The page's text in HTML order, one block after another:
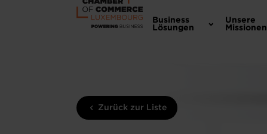
Business
Lösungen
Unsere
Missionen
Zurück zur Liste